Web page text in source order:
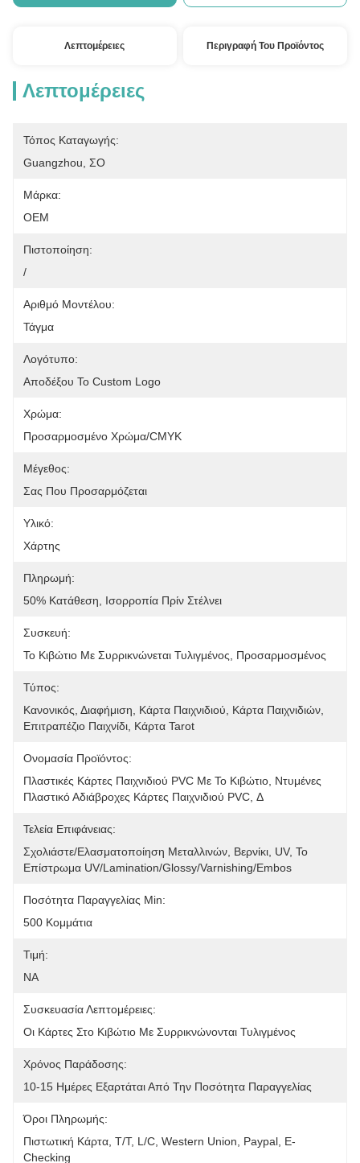
Λεπτομέρειες Περιγραφή Του Προϊόντος
Λεπτομέρειες
Τόπος Καταγωγής:
Guangzhou, ΣΟ
Μάρκα:
OEM
Πιστοποίηση:
/
Αριθμό Μοντέλου:
Τάγμα
Λογότυπο:
Αποδέξου Το Custom Logo
Χρώμα:
Προσαρμοσμένο Χρώμα/CMYK
Μέγεθος:
Σας Που Προσαρμόζεται
Υλικό:
Χάρτης
Πληρωμή:
50% Κατάθεση, Ισορροπία Πρίν Στέλνει
Συσκευή:
Το Κιβώτιο Με Συρρικνώνεται Τυλιγμένος, Προσαρμοσμένος
Τύπος:
Κανονικός, Διαφήμιση, Κάρτα Παιχνιδιού, Κάρτα Παιχνιδιών,
Επιτραπέζιο Παιχνίδι, Κάρτα Tarot
Ονομασία Προϊόντος:
Πλαστικές Κάρτες Παιχνιδιού PVC Με Το Κιβώτιο, Ντυμένες
Πλαστικό Αδιάβροχες Κάρτες Παιχνιδιού PVC, Δ
Τελεία Επιφάνειας:
Σχολιάστε/ελασματοποίηση Μεταλλινών, Βερνίκι, UV, Το
Επίστρωμα UV/Lamination/Glossy/Varnishing/Embos
Ποσότητα Παραγγελίας Min:
500 Κομμάτια
Τιμή:
NA
Συσκευασία Λεπτομέρειες:
Οι Κάρτες Στο Κιβώτιο Με Συρρικνώνονται Τυλιγμένος
Χρόνος Παράδοσης:
10-15 Ημέρες Εξαρτάται Από Την Ποσότητα Παραγγελίας
Όροι Πληρωμής:
Πιστωτική Κάρτα, T/T, L/C, Western Union, Paypal, E-
Checking